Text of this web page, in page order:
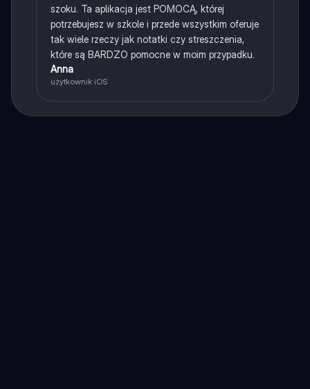
szoku. Ta aplikacja jest POMOCĄ, której
potrzebujesz w szkole i przede wszystkim oferuje
tak wiele rzeczy jak notatki czy streszczenia,
które są BARDZO pomocne w moim przypadku.
Anna
użytkownik iOS